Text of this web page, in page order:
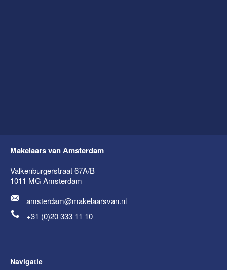
Makelaars van Amsterdam
Valkenburgerstraat 67A/B
1011 MG Amsterdam
amsterdam@makelaarsvan.nl
+31 (0)20 333 11 10
Navigatie